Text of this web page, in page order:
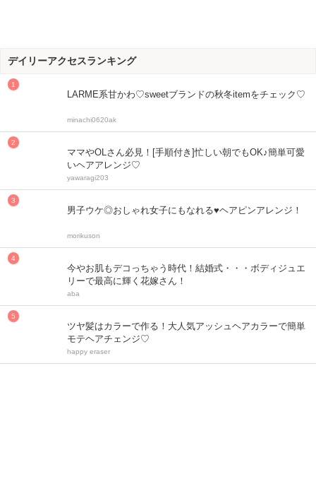
デイリーアクセスランキング
LARME系甘かわ♡sweetブランドの秋冬itemをチェック♡
minachi0620ak
ママやOLさん必見！[手順付き]忙しい朝でもOK♪簡単可愛
いヘアアレンジ♡
yawaragi203
男子ウケ◎おしゃれ女子にもなれる♥ヘアピンアレンジ！
morikuson
今やお肌もデコっちゃう時代！結婚式・・・ボディジュエ
リーで最高に輝く花嫁さん！
aba
ツヤ髪はカラーで作る！大人気アッシュヘアカラーで簡単
モテヘアチェンジ♡
happy eraser